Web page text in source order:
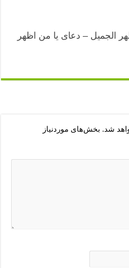
الجمیل – دعای یا من اظهر
شد. بخش‌های موردنیاز